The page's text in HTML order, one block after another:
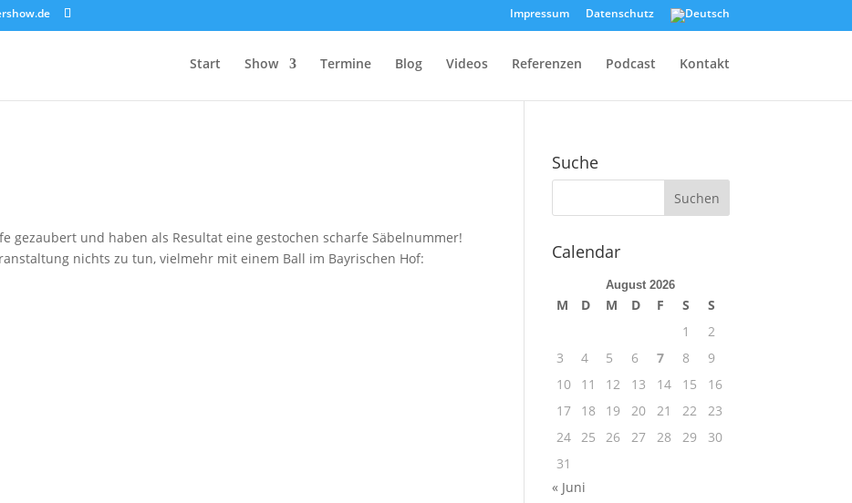
Impressum Datenschutz
Start Show Termine Blog Videos Referenzen Podcast Kontakt
gezaubert und haben als Resultat eine gestochen scharfe Säbelnummer!
nichts zu tun, vielmehr mit einem Ball im Bayrischen Hof:
Suche
Calendar
August 2026
M D M D F S
S
1
2
3
4 5 6 7 8
9
10
11 12 13 14 15
16
17
18 19 20 21 22
23
24 25 26 27 28 29
30
31
« Juni